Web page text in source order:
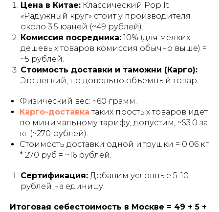
Цена в Китае: Классический Pop It
«Радужный круг» стоит у производителя
около 3.5 юаней (~49 рублей).
Комиссия посредника: 10% (для мелких
дешевых товаров комиссия обычно выше) =
~5 рублей.
Стоимость доставки и таможни (Карго):
Это легкий, но довольно объемный товар.
Физический вес: ~60 грамм.
Карго-доставка таких простых товаров идет
по минимальному тарифу, допустим, ~$3.0 за
кг (~270 рублей).
Стоимость доставки одной игрушки = 0.06 кг
* 270 руб = ~16 рублей.
Сертификация: Добавим условные 5-10
рублей на единицу.
Итоговая себестоимость в Москве = 49 + 5 +